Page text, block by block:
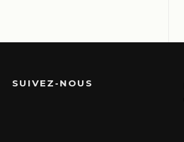
SUIVEZ-NOUS